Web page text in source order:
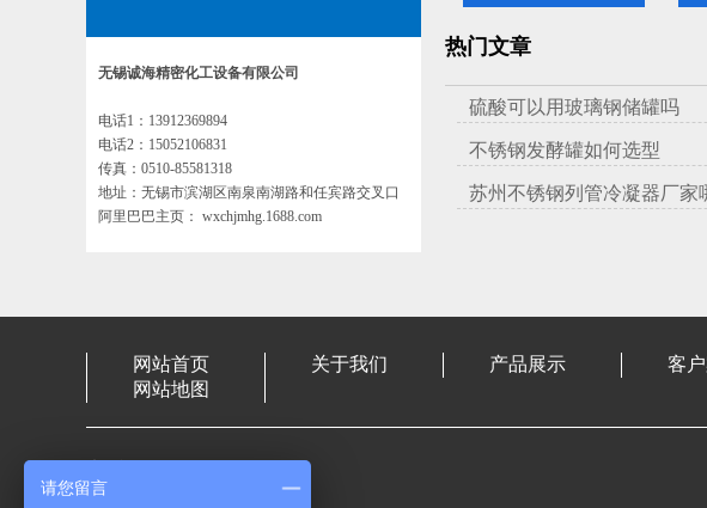
无锡诚海精密化工设备有限公司
电话1：13912369894
电话2：15052106831
传真：0510-85581318
地址：无锡市滨湖区南泉南湖路和任宾路交叉口
阿里巴巴主页： wxchjmhg.1688.com
热门文章
硫酸可以用玻璃钢储罐吗
不锈钢发酵罐如何选型
苏州不锈钢列管冷凝器厂家
网站首页 关于我们 产品展示 客
网站地图
请您留言